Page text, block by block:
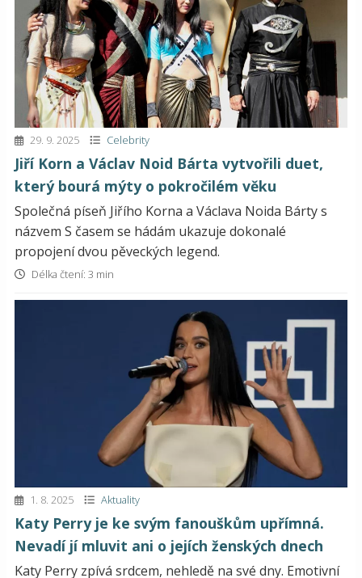
29. 9. 2025 Celebrity
Jiří Korn a Václav Noid Bárta vytvořili duet,
který bourá mýty o pokročilém věku
Společná píseň Jiřího Korna a Václava Noida Bárty s
názvem S časem se hádám ukazuje dokonalé
propojení dvou pěveckých legend.
Délka čtení: 3 min
1. 8. 2025 Aktuality
Katy Perry je ke svým fanouškům upřímná.
Nevadí jí mluvit ani o jejích ženských dnech
Katy Perry zpívá srdcem, nehledě na své dny. Emotivní